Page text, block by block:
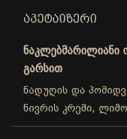
ᲐᲞᲔᲢᲐᲘᲖᲔᲠᲘ
ნაკლებმარილიანი
გარსით
ნადუღის და
ნივრის კრემი,